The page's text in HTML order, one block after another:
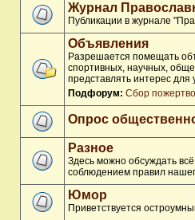
Журнал
Публикации в журнале
Объявления
Разрешается помещать
спортивных, научных,
представлять интерес для
Подфорум: Сбор
Опрос
Разное
Здесь можно обсуждать
соблюдением правил
Юмор
Приветствуется